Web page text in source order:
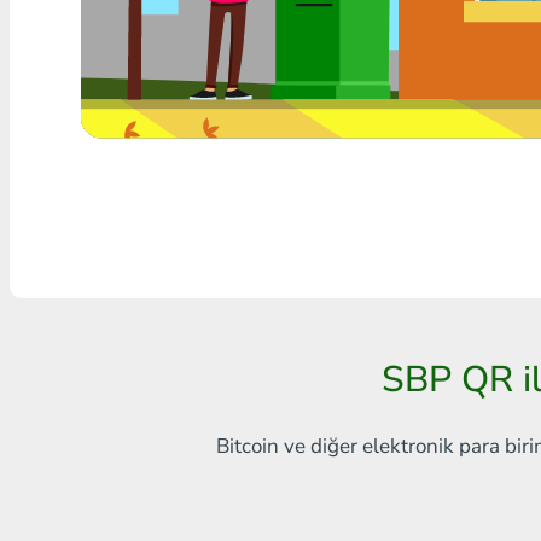
Herhangi bir banka THB
Visa/MasterCard MDL
Visa/MasterCard AMD
SBP QR
Bitcoin ve diğer elektronik para